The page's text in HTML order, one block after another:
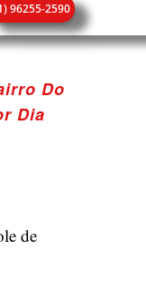
96255-2590
Do
Dia
de